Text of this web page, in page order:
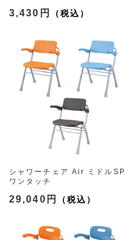
3,430円
シャワーチェア Air ミドルSP
ワンタッチ
29,040円